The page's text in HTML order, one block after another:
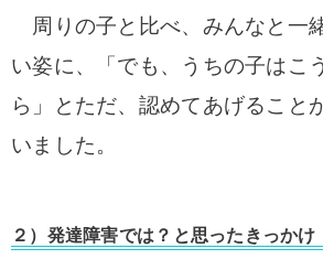
周りの子と比べ、みんなと一
い姿に、「 でも、うちの子はこ
ら」と ただ、認めてあげること
いました。
２）発達障害では？と思ったきっかけ